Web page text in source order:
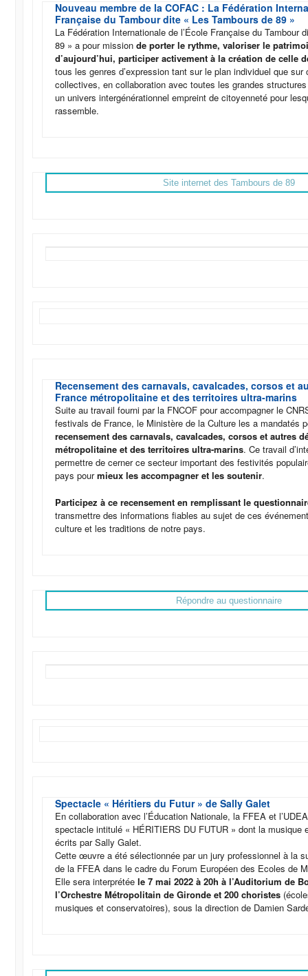
Nouveau membre de la COFAC : La Fédération
Française du Tambour dite « Les Tambours de 89 »
La Fédération Internationale de l’École Française du Tambour
89 » a pour missionde porter le rythme, valoriser le
d’aujourd’hui, participer activement à la création de celle
tous les genres d’expression tant sur le plan individuel que
collectives, en collaboration avec toutes les grandes
un univers intergénérationnel empreint de citoyenneté pour
rassemble.
Site internet des Tambours de 89
Recensement des carnavals, cavalcades, corsos et
France métropolitaine et des territoires ultra-marins
Suite au travail fourni par la FNCOF pour accompagner le
festivals de France, le Ministère de la Culture les a mandatés
recensement des carnavals, cavalcades, corsos et autres
métropolitaine et des territoires ultra-marins. Ce travail
permettre de cerner ce secteur important des festivités
pays pourmieux les accompagner et les soutenir.
Participez à ce recensement en remplissant le
transmettre des informations fiables au sujet de ces
culture et les traditions de notre pays.
Répondre au questionnaire
Spectacle « Héritiers du Futur » de Sally Galet
En collaboration avec l’Éducation Nationale, la FFEA et
spectacle intitulé « HÉRITIERS DU FUTUR » dont la musique
écrits par Sally Galet.
Cette œuvre a été sélectionnée par un jury professionnel à la
de la FFEA dans le cadre du Forum Européen des Ecoles de
Elle sera interprétéele 7 mai 2022 à 20h à l’Auditorium de
l’Orchestre Métropolitain de Gironde et 200 choristes
musiques et conservatoires), sous la direction de Damien